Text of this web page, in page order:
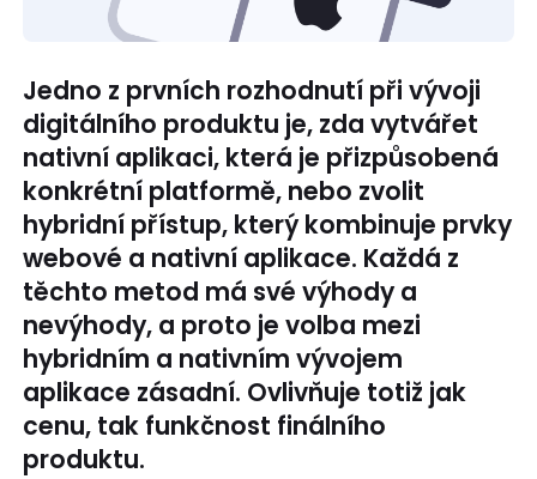
Jedno z prvních rozhodnutí při vývoji
digitálního produktu je, zda vytvářet
nativní aplikaci, která je přizpůsobená
konkrétní platformě, nebo zvolit
hybridní přístup, který kombinuje prvky
webové a nativní aplikace. Každá z
těchto metod má své výhody a
nevýhody, a proto je volba mezi
hybridním a nativním vývojem
aplikace zásadní. Ovlivňuje totiž jak
cenu, tak funkčnost finálního
produktu.